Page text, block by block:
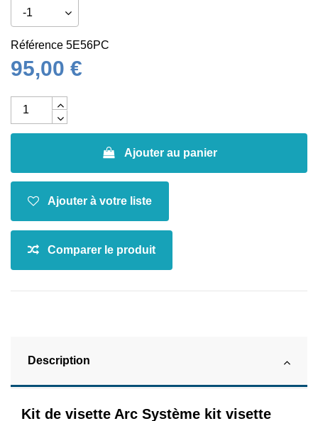
Référence 5E56PC
95,00 €
Ajouter au panier
Description
Kit de visette Arc Système kit visette